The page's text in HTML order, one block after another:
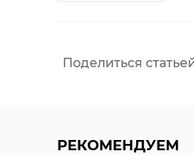
Поделиться
РЕКОМЕНДУЕМ